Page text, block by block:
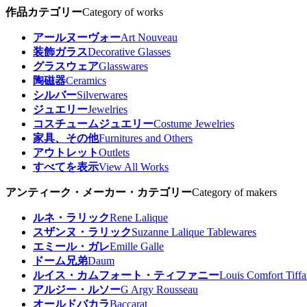
作品カテゴリーCategory of works
アールヌーヴォーArt Nouveau
装飾ガラスDecorative Glasses
グラスウェアGlasswares
陶磁器Ceramics
シルバーSilverwares
ジュエリーJewelries
コスチュームジュエリーCostume Jewelries
家具、その他Furnitures and Others
アウトレットOutlets
すべてを表示View All Works
アンティーク・メーカー・カテゴリーCategory of makers
ルネ・ラリックRene Lalique
スザンヌ・ラリックSuzanne Lalique Tablewares
エミール・ガレEmille Galle
ドーム兄弟Daum
ルイス・カムフォート・ティファニーLouis Comfort
アルジー・ルソーG Argy Rousseau
オールドバカラBaccarat